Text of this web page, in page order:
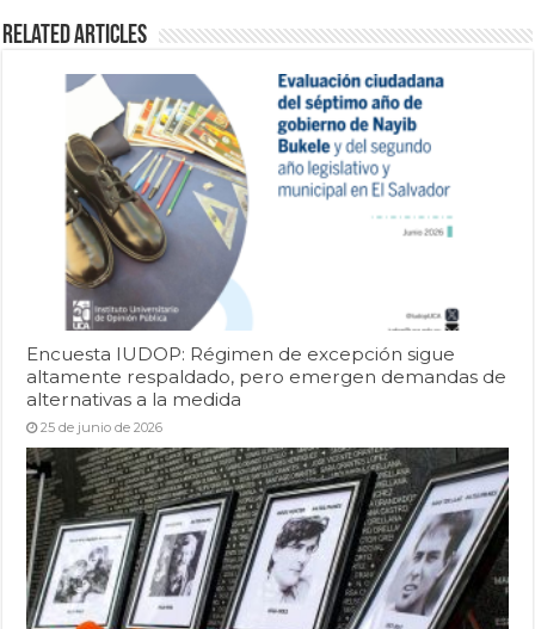
Related Articles
Encuesta IUDOP: Régimen de excepción sigue
altamente respaldado, pero emergen demandas de
alternativas a la medida
25 de junio de 2026